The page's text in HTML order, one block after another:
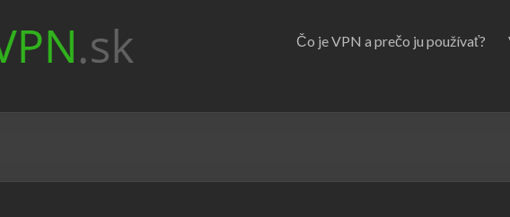
Čo je VPN a prečo ju používať?